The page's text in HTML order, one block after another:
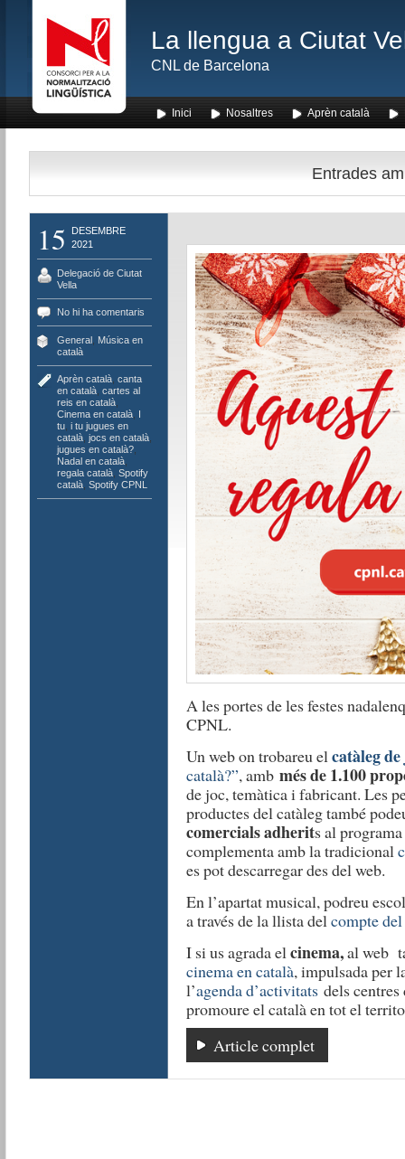
La llengua a Ciutat
CNL de Barcelona
Inici Nosaltres Aprèn català
Entrades
15
DESEMBRE
2021
Delegació de Ciutat
Vella
No hi ha comentaris
General, Música en
català
Aprèn català, canta
en català, cartes al
reis en català,
Cinema en català, I
tu, i tu jugues en
català, jocs en català,
jugues en català?,
Nadal en català,
regala català, Spotify
català, Spotify CPNL
A les portes de les festes
CPNL.
Un web on trobareu elcatàleg de
català?”, amb més de 1.100
de joc, temàtica i fabricant. Les
productes del catàleg també
comercials adherits al
complementa amb la tradicional
es pot descarregar des del web.
En l’apartat musical, podreu
a través de la llista delcompte
I si us agrada elcinema,al web
cinema en català, impulsada per
l’agenda d’activitatsdels centres
promoure el català en tot el
Article complet